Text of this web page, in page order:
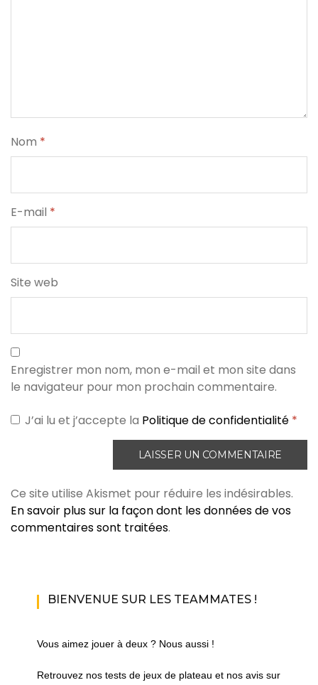
Nom *
E-mail *
Site web
Enregistrer mon nom, mon e-mail et mon site dans
le navigateur pour mon prochain commentaire.
J’ai lu et j’accepte la Politique de confidentialité *
Ce site utilise Akismet pour réduire les indésirables.
En savoir plus sur la façon dont les données de vos
commentaires sont traitées.
BIENVENUE SUR LES TEAMMATES !
Vous aimez jouer à deux ? Nous aussi !
Retrouvez nos tests de jeux de plateau et nos avis sur